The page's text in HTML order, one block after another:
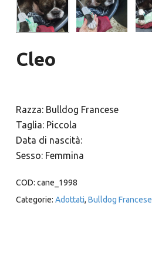
Cleo
Razza: Bulldog Francese
Taglia: Piccola
Data di nascità:
Sesso: Femmina
COD: cane_1998
Categorie: Adottati, Bulldog Francese